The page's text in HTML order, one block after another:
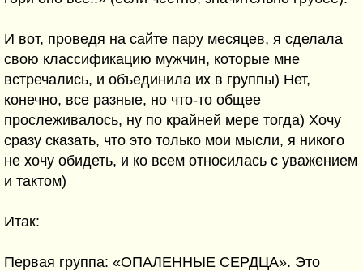
И вот, проведя на сайте пару месяцев, я сделала
свою классификацию мужчин, которые мне
встречались, и объединила их в группы) Нет,
конечно, все разные, но что-то общее
прослеживалось, ну по крайней мере тогда) Хочу
сразу сказать, что это только мои мысли, я никого
не хочу обидеть, и ко всем относилась с уважением
и тактом)
Итак:
Первая группа: «ОПАЛЕННЫЕ СЕРДЦА». Это